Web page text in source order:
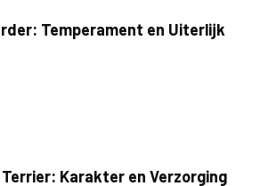
Temperament en Uiterlijk
Karakter en Verzorging